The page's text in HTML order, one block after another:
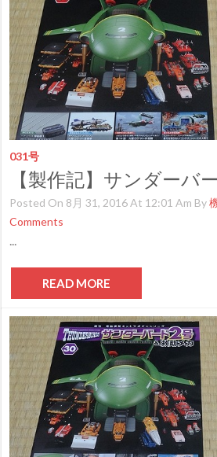
031号
Posted On 8月 31, 2016 At 12:01 Am By
Comments
...
READ MORE